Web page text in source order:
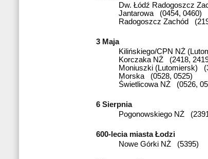
Dw. Łódź Radogoszcz
Jantarowa (0454, 0460)
Radogoszcz Zachód
3 Maja
Kilińskiego/CPN NŻ
Korczaka NŻ (2418,
Moniuszki (Lutomiersk)
Morska (0528, 0525)
Świetlicowa NŻ (0526,
6 Sierpnia
Pogonowskiego NŻ
600-lecia miasta Łodzi
Nowe Górki NŻ (5395)